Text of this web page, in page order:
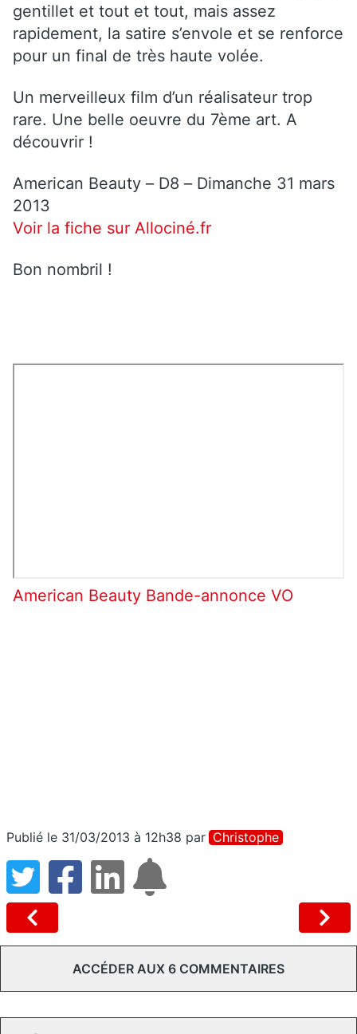
gentillet et tout et tout, mais assez
rapidement, la satire s’envole et se renforce
pour un final de très haute volée.
Un merveilleux film d’un réalisateur trop
rare. Une belle oeuvre du 7ème art. A
découvrir !
American Beauty – D8 – Dimanche 31 mars
2013
Voir la fiche sur Allociné.fr
Bon nombril !
American Beauty Bande-annonce VO
Publié le 31/03/2013 à 12h38 par Christophe
ACCÉDER AUX 6 COMMENTAIRES